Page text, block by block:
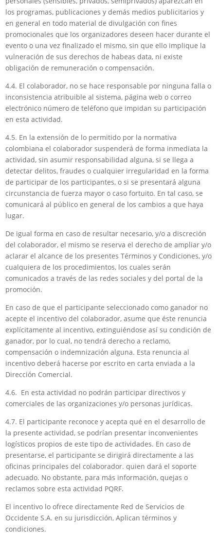
los programas, publicaciones y demás medios publicitarios y
en general en todo material de divulgación con fines
promocionales que los organizadores deseen hacer durante el
evento o una vez finalizado el mismo, sin que ello implique la
vulneración de sus derechos de habeas data, ni existe
obligación de remuneración o compensación.
4.4. El colaborador, no se hace responsable por ninguna falla o
inconsistencia atribuible al sistema, página web o correo
electrónico número de teléfono que impidan su participación
en esta actividad.
4.5. En la extensión de lo permitido por la normativa
colombiana el colaborador suspenderá de forma inmediata la
actividad, sin asumir responsabilidad alguna, si se llega a
detectar delitos, fraudes o cualquier irregularidad en la forma
de participar de los participantes, o si se presentará alguna
circunstancia de fuerza mayor o caso fortuito. En tal caso, se
comunicará al público en general de los cambios a que haya
lugar.
De igual forma en caso de resultar necesario, y/o a discreción
del colaborador, el mismo se reserva el derecho de ampliar y/o
aclarar el alcance de los presentes Términos y Condiciones, y/o
cualquiera de los procedimientos, los cuales serán
comunicados a través de las redes sociales y del portal de la
promoción.
En caso de que el participante seleccionado como ganador no
acepte el incentivo del colaborador, asume que éste renuncia
explícitamente al incentivo, extinguiéndose así su condición de
ganador, por lo cual, no tendrá derecho a reclamo,
compensación o indemnización alguna. Esta renuncia al
incentivo deberá hacerse por escrito en carta enviada a la
Dirección Comercial.
4.6. En esta actividad no podrán participar directivos y
comerciales de las organizaciones y/o personas jurídicas.
4.7. El participante reconoce y acepta qué en el desarrollo de
la presente actividad, se podrían presentar inconvenientes
logísticos propios de este tipo de actividades. En caso de
presentarse, el participante se dirigirá directamente a las
oficinas principales del colaborador. quien dará el soporte
adecuado. No obstante, para más información, quejas o
reclamos sobre esta actividad PQRF.
El incentivo lo ofrece directamente Red de Servicios de
Occidente S.A. en su jurisdicción, Aplican términos y
condiciones.